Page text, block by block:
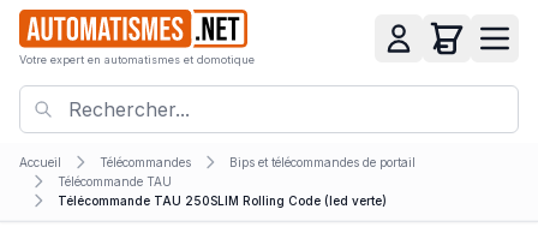
Votre expert en automatismes et domotique
Accueil Télécommandes
Bips et télécommandes de portail
Télécommande TAU
Télécommande TAU 250SLIM Rolling Code (led verte)